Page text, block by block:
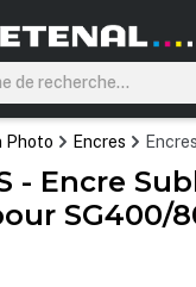
Photo Encres
- Encre
SG400/